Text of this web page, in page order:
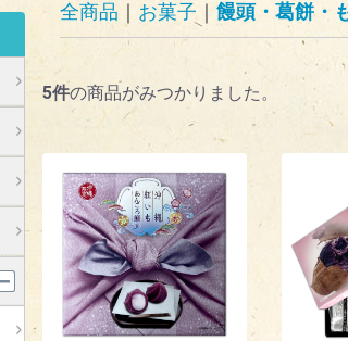
全商品 お菓子 饅頭・葛餅・
5件の商品がみつかりました。